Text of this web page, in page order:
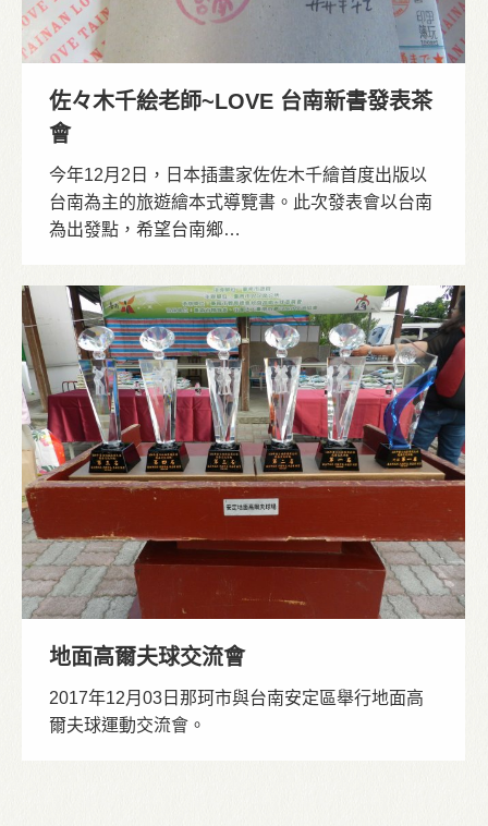
佐々木千絵老師~LOVE 台南新書發表茶
會
今年12月2日，日本插畫家佐佐木千繪首度出版以
台南為主的旅遊繪本式導覽書。此次發表會以台南
為出發點，希望台南鄉…
地面高爾夫球交流會
2017年12月03日那珂市與台南安定區舉行地面高
爾夫球運動交流會。